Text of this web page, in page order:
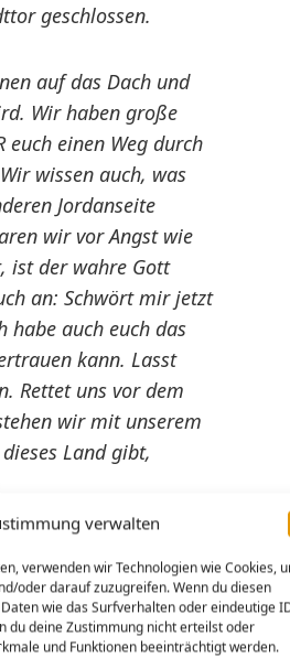
verwalten
verwenden wir Technologien wie Cookies,
oder darauf zuzugreifen. Wenn du diesen
wie das Surfverhalten oder eindeutige
du deine Zustimmung nicht erteilst oder
und Funktionen beeinträchtigt werden.
geschlossen.
auf das Dach und
Wir haben große
euch einen Weg durch
wissen auch, was
Jordanseite
wir vor Angst wie
ist der wahre Gott
an: Schwört mir jetzt
habe auch euch das
kann. Lasst
Rettet uns vor dem
wir mit unserem
Land gibt,
durch eines ihrer
Sie riet ihnen:
euch dort drei